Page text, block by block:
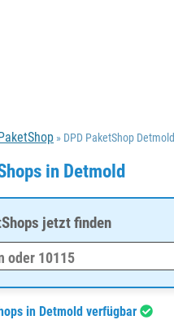
» DPD PaketShop Detmold
in Detmold
jetzt finden
in Detmold verfügbar